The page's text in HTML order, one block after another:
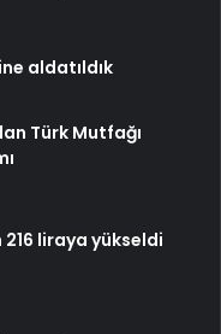
aldatıldık
Türk Mutfağı
216 liraya yükseldi